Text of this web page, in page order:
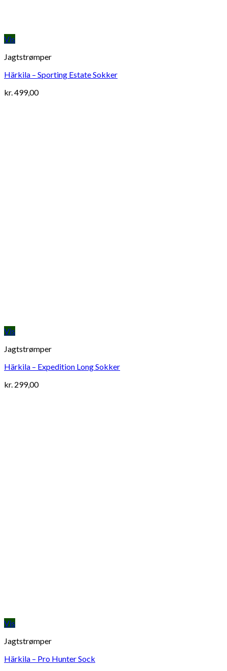
Vis
Jagtstrømper
Härkila – Sporting Estate Sokker
kr.499,00
Vis
Jagtstrømper
Härkila – Expedition Long Sokker
kr. 299,00
Vis
Jagtstrømper
Härkila – Pro Hunter Sock